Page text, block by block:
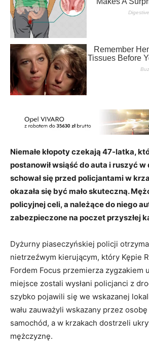
Niemałe kłopoty czekają 47-latka,
postanowił wsiąść do auta i ruszyć w
schował się przed policjantami w
okazała się być mało skuteczną.
policyjnej celi, a należące do niego
zabezpieczone na poczet przyszłej
Dyżurny piaseczyńskiej policji
nietrzeźwym kierującym, który Kępie
Fordem Focus przemierza zygzakiem
miejsce zostali wysłani policjanci z
szybko pojawili się we wskazanej
wału zauważyli wskazany przez osobę
samochód, a w krzakach dostrzeli
mężczyznę.